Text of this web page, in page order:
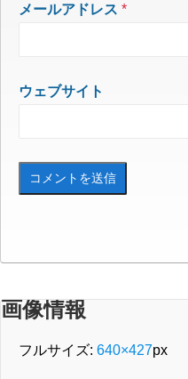
メールアドレス *
ウェブサイト
画像情報
フルサイズ: 640×427px